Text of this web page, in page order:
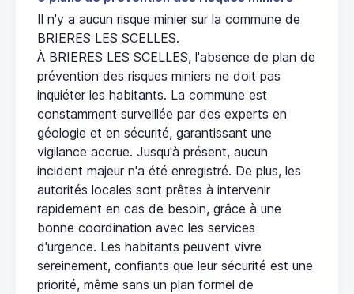
Il n'y a aucun risque minier sur la commune de
BRIERES LES SCELLES.
À BRIERES LES SCELLES, l'absence de plan de
prévention des risques miniers ne doit pas
inquiéter les habitants. La commune est
constamment surveillée par des experts en
géologie et en sécurité, garantissant une
vigilance accrue. Jusqu'à présent, aucun
incident majeur n'a été enregistré. De plus, les
autorités locales sont prêtes à intervenir
rapidement en cas de besoin, grâce à une
bonne coordination avec les services
d'urgence. Les habitants peuvent vivre
sereinement, confiants que leur sécurité est une
priorité, même sans un plan formel de